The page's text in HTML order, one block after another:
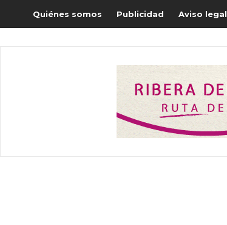
Quiénes somos Publicidad Aviso legal